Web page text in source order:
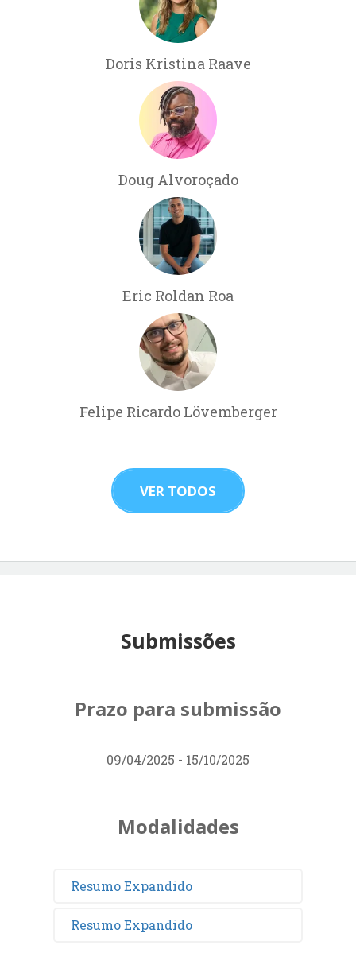
Doris Kristina Raave
Doug Alvoroçado
Eric Roldan Roa
Felipe Ricardo Lövemberger
VER TODOS
Submissões
Prazo para submissão
09/04/2025 - 15/10/2025
Modalidades
Resumo Expandido
Resumo Expandido